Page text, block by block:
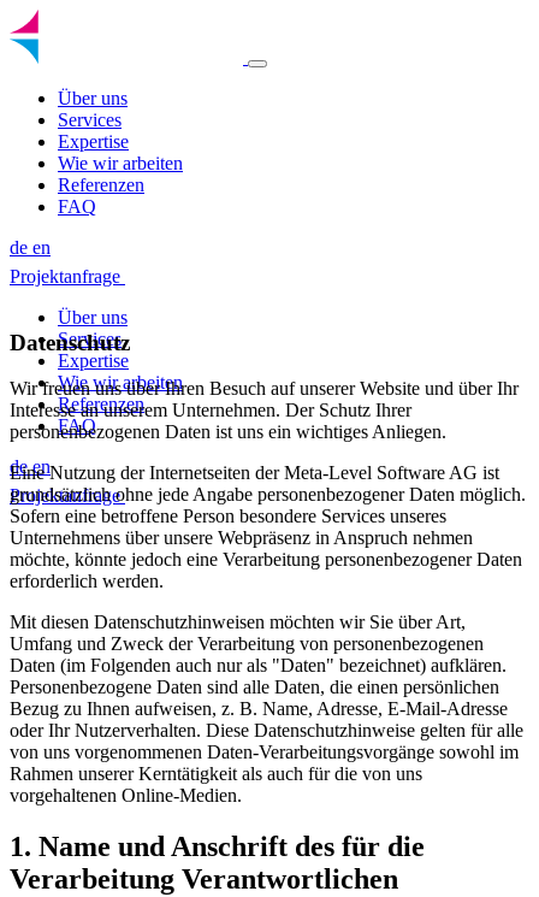
Über uns
Services
Expertise
Wie wir arbeiten
Referenzen
FAQ
de en
Projektanfrage
Über uns
Services
Expertise
Wie wir arbeiten
Referenzen
FAQ
deen
Projektanfrage
Datenschutz
Wir freuen uns über Ihren Besuch auf unserer Website und über Ihr
Interesse an unserem Unternehmen. Der Schutz Ihrer
personenbezogenen Daten ist uns ein wichtiges Anliegen.
Eine Nutzung der Internetseiten der Meta-Level Software AG ist
grundsätzlich ohne jede Angabe personenbezogener Daten möglich.
Sofern eine betroffene Person besondere Services unseres
Unternehmens über unsere Webpräsenz in Anspruch nehmen
möchte, könnte jedoch eine Verarbeitung personenbezogener Daten
erforderlich werden.
Mit diesen Datenschutzhinweisen möchten wir Sie über Art,
Umfang und Zweck der Verarbeitung von personenbezogenen
Daten (im Folgenden auch nur als "Daten" bezeichnet) aufklären.
Personenbezogene Daten sind alle Daten, die einen persönlichen
Bezug zu Ihnen aufweisen, z. B. Name, Adresse, E-Mail-Adresse
oder Ihr Nutzerverhalten. Diese Datenschutzhinweise gelten für alle
von uns vorgenommenen Daten-Verarbeitungsvorgänge sowohl im
Rahmen unserer Kerntätigkeit als auch für die von uns
vorgehaltenen Online-Medien.
1. Name und Anschrift des für die
Verarbeitung Verantwortlichen